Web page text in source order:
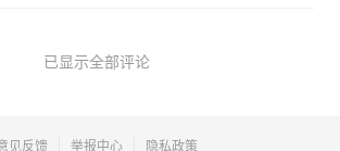
已显示全部评论
见反馈 举报中心 隐私政策